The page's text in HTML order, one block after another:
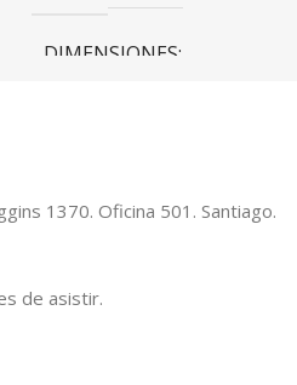
DIMENSIONES
1370. Oficina 501. Santiago.
de asistir.